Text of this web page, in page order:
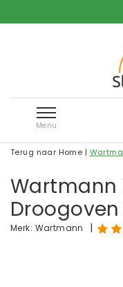
Menu
Terug naar Home |
Wartmann
Merk: Wartmann |